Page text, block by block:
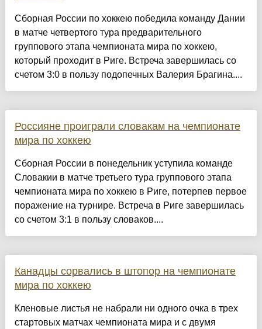
Сборная России по хоккею победила команду Дании
в матче четвертого тура предварительного
группового этапа чемпионата мира по хоккею,
который проходит в Риге. Встреча завершилась со
счетом 3:0 в пользу подопечных Валерия Брагина....
Россияне проиграли словакам на чемпионате
мира по хоккею
Сборная России в понедельник уступила команде
Словакии в матче третьего тура группового этапа
чемпионата мира по хоккею в Риге, потерпев первое
поражение на турнире. Встреча в Риге завершилась
со счетом 3:1 в пользу словаков....
Канадцы сорвались в штопор на чемпионате
мира по хоккею
Кленовые листья не набрали ни одного очка в трех
стартовых матчах чемпионата мира и с двумя